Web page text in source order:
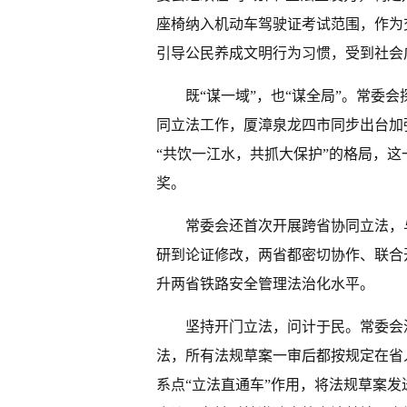
座椅纳入机动车驾驶证考试范围，作
引导公民养成文明行为习惯，受到社
既“谋一域”，也“谋全局”。常委
同立法工作，厦漳泉龙四市同步出台
“共饮一江水，共抓大保护”的格局，
奖。
常委会还首次开展跨省协同立法
研到论证修改，两省都密切协作、联
升两省铁路安全管理法治化水平。
坚持开门立法，问计于民。常委
法，所有法规草案一审后都按规定在
系点“立法直通车”作用，将法规草案